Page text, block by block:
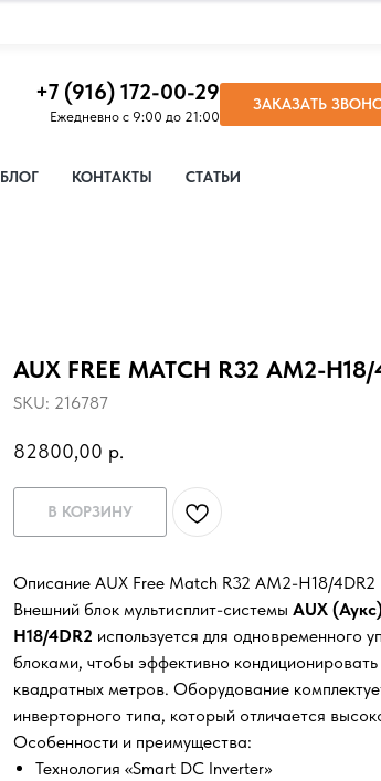
+7 (916) 172-00-29
Ежедневно с 9:00 до 21:00
ЗАКАЗАТЬ
БЛОГ КОНТАКТЫ СТАТЬИ
AUX FREE MATCH R32 AM2-
SKU: 216787
82800,00 р.
В КОРЗИНУ
Описание AUX Free Match R32 AM2-H18/4DR2
Внешний блок мультисплит-системы AUX
H18/4DR2 используется для одновременного
блоками, чтобы эффективно
квадратных метров. Оборудование
инверторного типа, который отличается
Особенности и преимущества:
Технология «Smart DC Inverter»